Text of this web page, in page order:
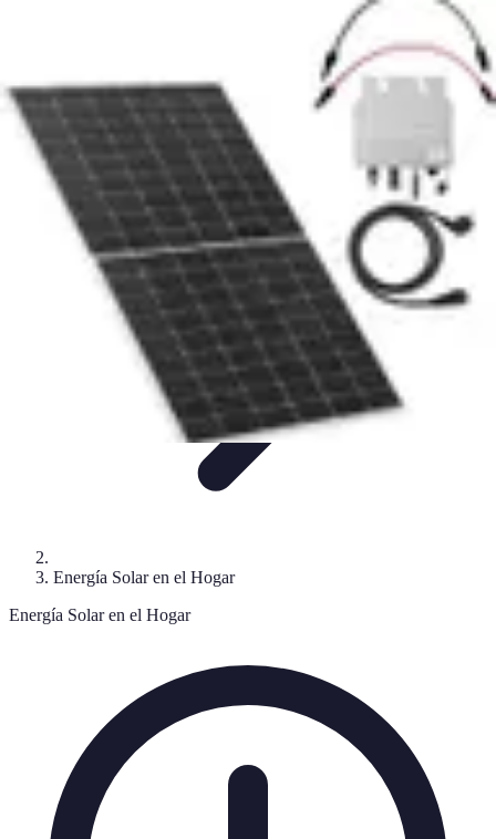
Guía de InstalaciónTutorialesSelección
Soluciones Solares
Energía Solar en el Hogar
Energía Solar en el Hogar